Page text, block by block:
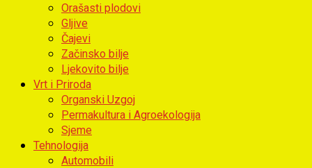
Orašasti plodovi
Gljive
Čajevi
Začinsko bilje
Ljekovito bilje
Vrt i Priroda
Organski Uzgoj
Permakultura i Agroekologija
Sjeme
Tehnologija
Automobili